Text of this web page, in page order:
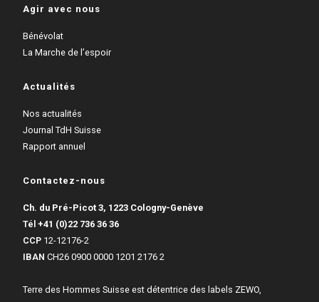
Agir avec nous
Bénévolat
La Marche de l’espoir
Actualités
Nos actualités
Journal TdH Suisse
Rapport annuel
Contactez-nous
Ch. du Pré-Picot 3, 1223 Cologny-Genève
Tél +41 (0)22 736 36 36
CCP 12-12176-2
IBAN CH26 0900 0000 1201 2176 2
Terre des Hommes Suisse est détentrice des labels ZEWO,